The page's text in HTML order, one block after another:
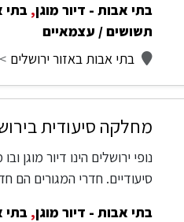
בתי אבות - דיור מוגן, בתי
תשושים / עצמאיים
בתי אבות באזור ירושלים
מחלקה סיעודית
נופי ירושלים הינו דיור מוגן
סיעודיים. חדרי המגורים הם
בתי אבות - דיור מוגן, בתי